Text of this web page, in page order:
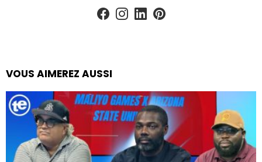
facebookinstagram
linkedin
VOUS AIMEREZ AUSSI